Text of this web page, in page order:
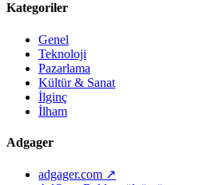
Kategoriler
Genel
Teknoloji
Pazarlama
Kültür & Sanat
İlginç
İlham
Adgager
adgager.com ↗